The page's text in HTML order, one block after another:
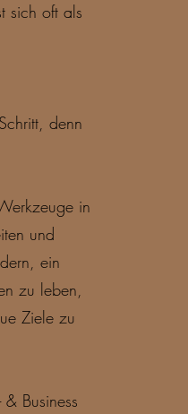
sich oft als
denn
in
und
ein
zu leben,
Ziele zu
Business